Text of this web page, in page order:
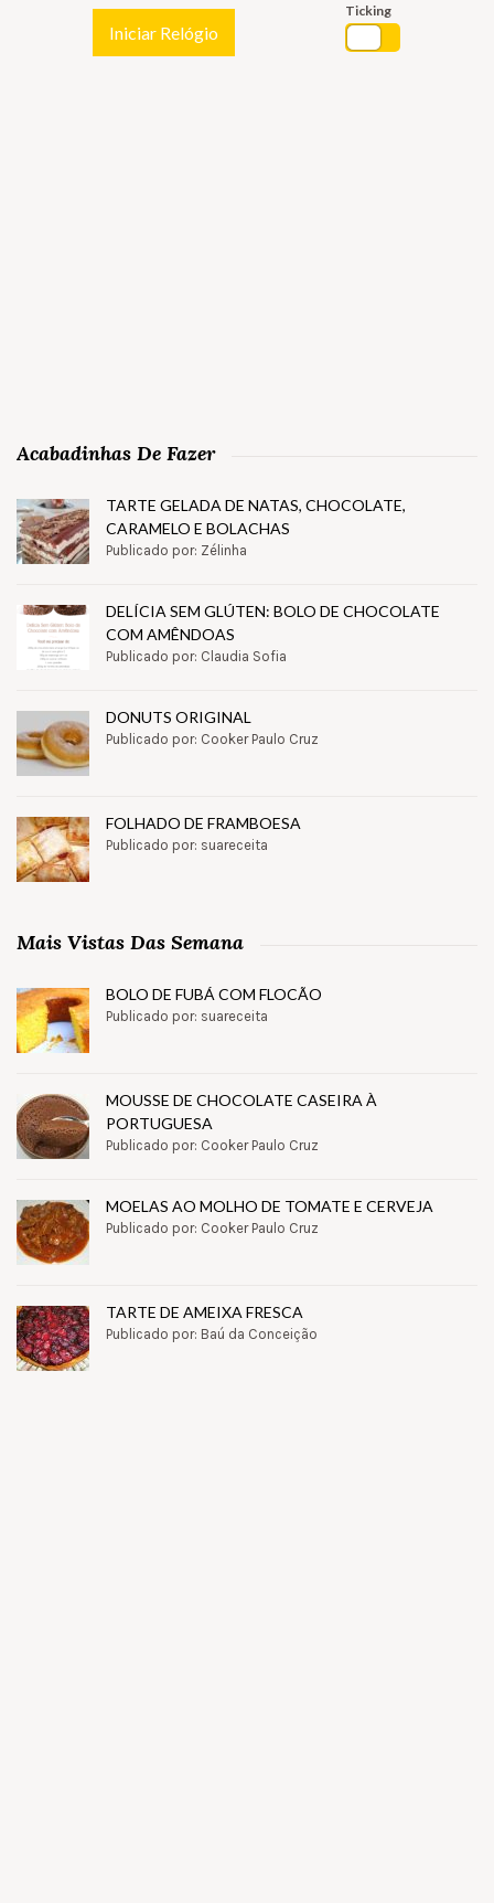
Iniciar Relógio
Ticking
Acabadinhas De Fazer
TARTE GELADA DE NATAS, CHOCOLATE,
CARAMELO E BOLACHAS
Publicado por: Zélinha
DELÍCIA SEM GLÚTEN: BOLO DE CHOCOLATE
COM AMÊNDOAS
Publicado por: Claudia Sofia
DONUTS ORIGINAL
Publicado por: Cooker Paulo Cruz
FOLHADO DE FRAMBOESA
Publicado por: suareceita
Mais Vistas Das Semana
BOLO DE FUBÁ COM FLOCÃO
Publicado por: suareceita
MOUSSE DE CHOCOLATE CASEIRA À
PORTUGUESA
Publicado por: Cooker Paulo Cruz
MOELAS AO MOLHO DE TOMATE E CERVEJA
Publicado por: Cooker Paulo Cruz
TARTE DE AMEIXA FRESCA
Publicado por: Baú da Conceição